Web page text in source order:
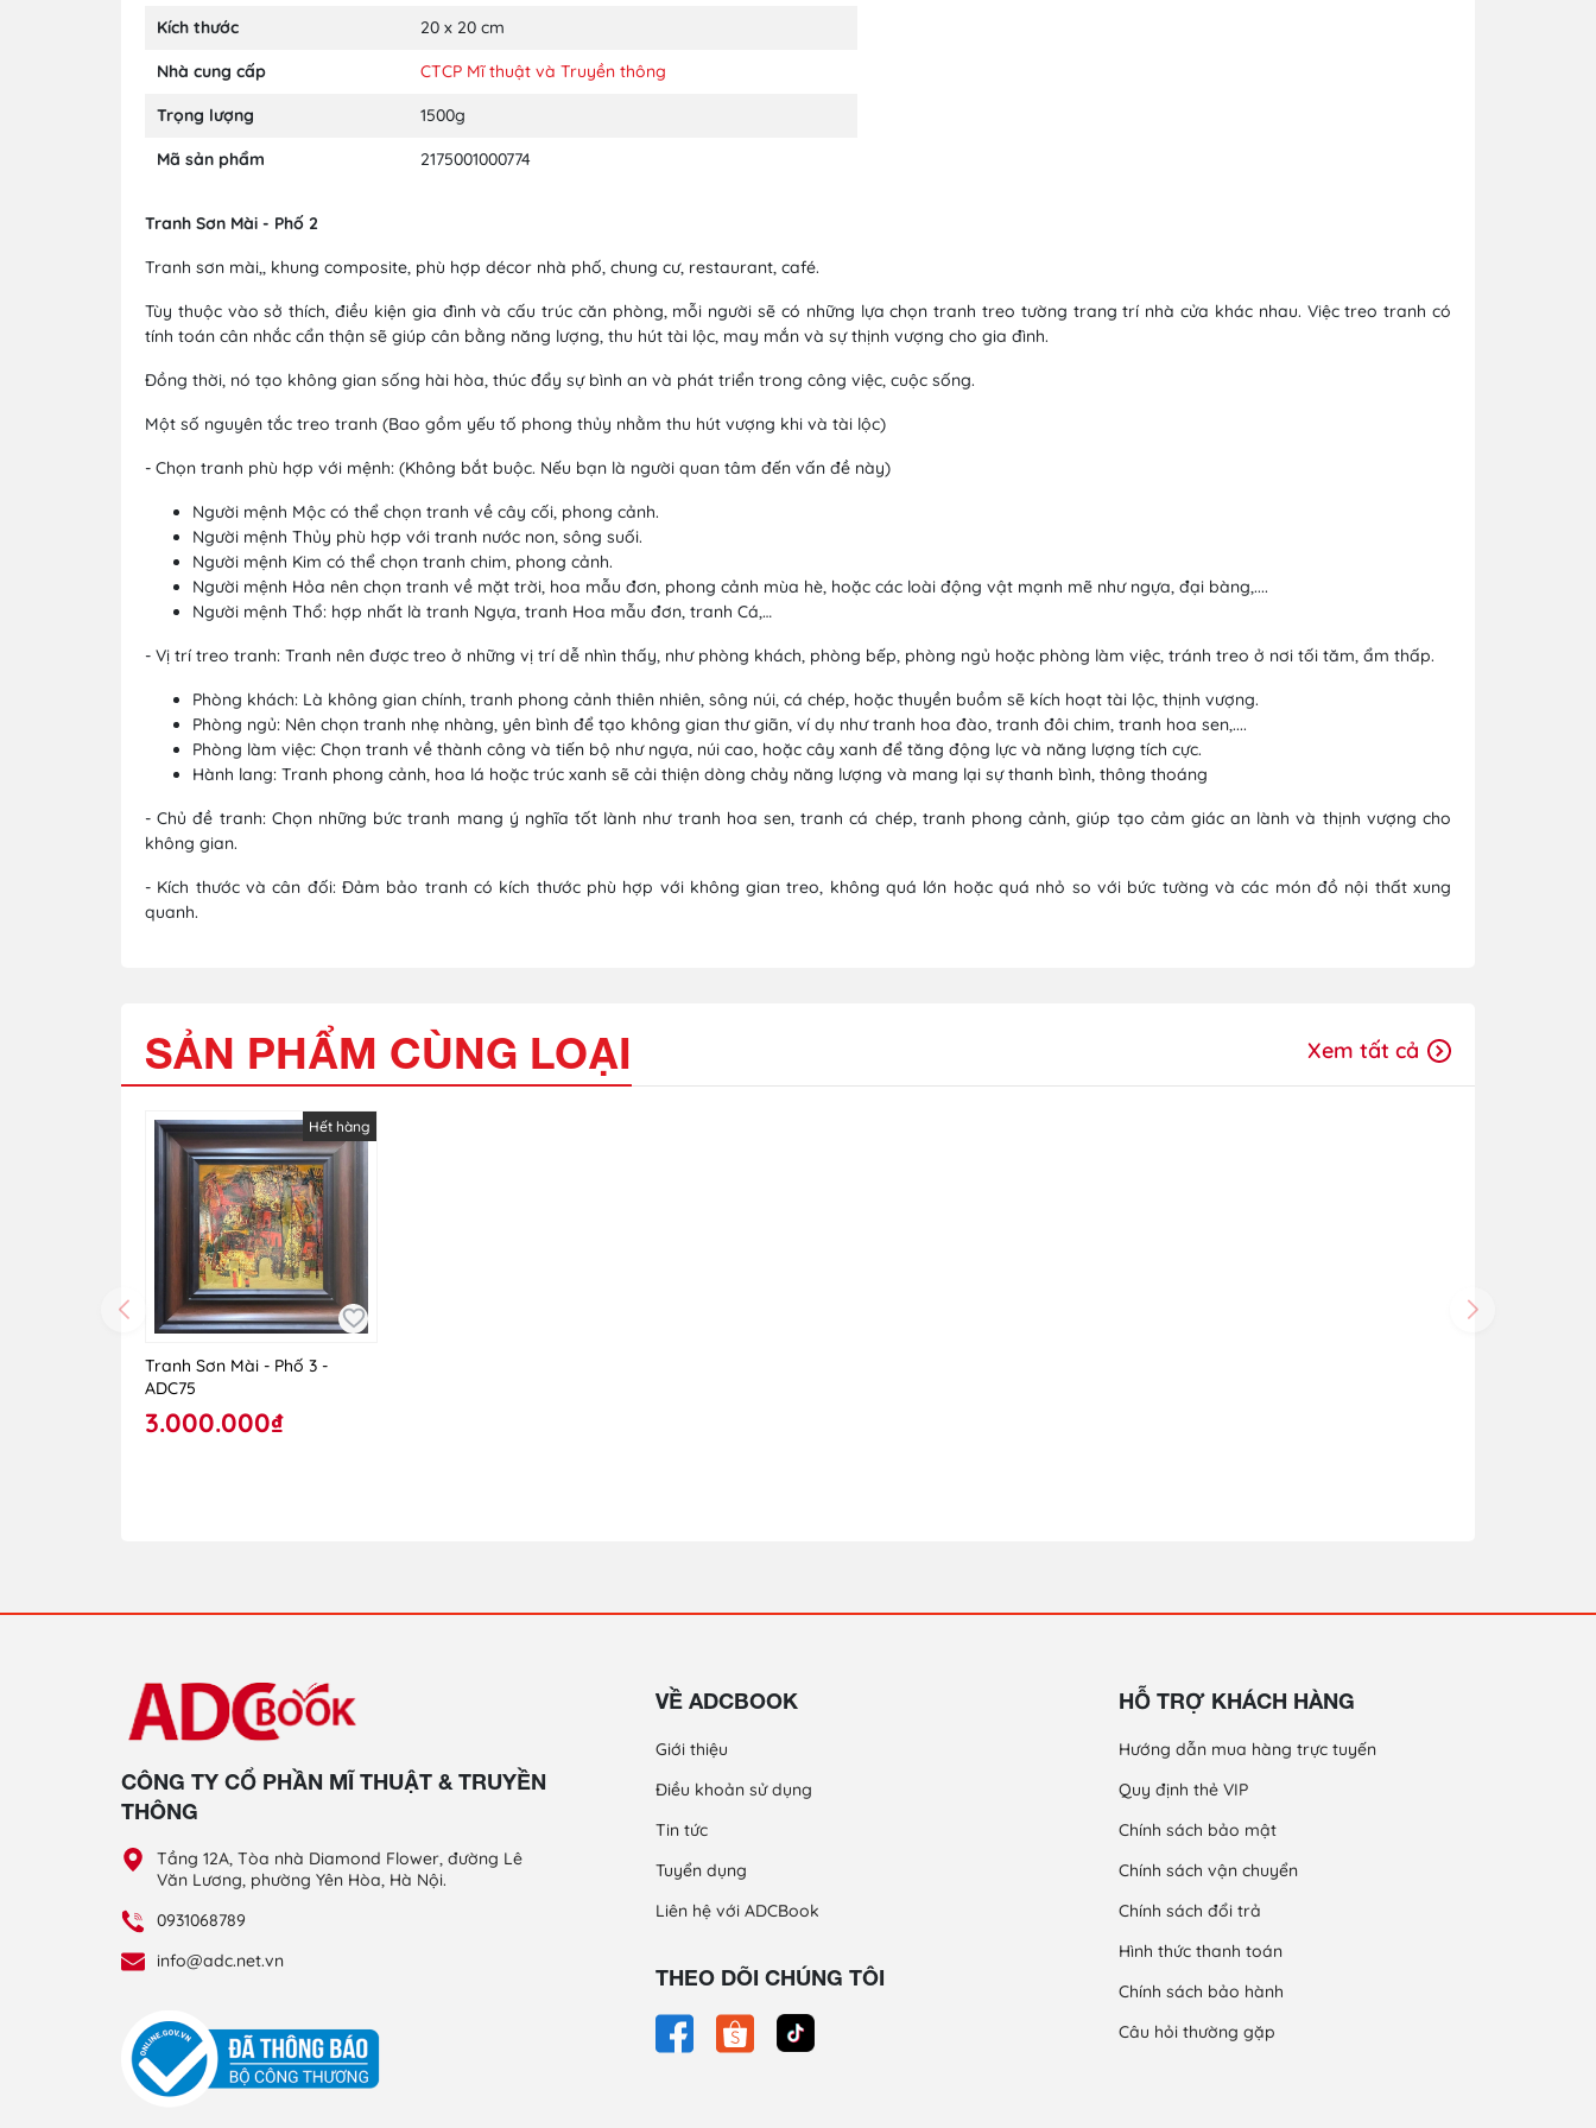
Kích thước 20 x 20 cm
Nhà cung cấp CTCP Mĩ thuật và Truyền thông
Trọng lượng 1500g
Mã sản phẩm 2175001000774
Tranh Sơn Mài - Phố 2
Tranh sơn mài,, khung composite, phù hợp décor nhà phố, chung cư, restaurant, café.
Tùy thuộc vào sở thích, điều kiện gia đình và cấu trúc căn phòng, mỗi người sẽ có những lựa chọn tranh treo tường trang trí nhà cửa khác nhau. Việc treo tranh có
tính toán cân nhắc cẩn thận sẽ giúp cân bằng năng lượng, thu hút tài lộc, may mắn và sự thịnh vượng cho gia đình.
Đồng thời, nó tạo không gian sống hài hòa, thúc đẩy sự bình an và phát triển trong công việc, cuộc sống.
Một số nguyên tắc treo tranh (Bao gồm yếu tố phong thủy nhằm thu hút vượng khi và tài lộc)
- Chọn tranh phù hợp với mệnh: (Không bắt buộc. Nếu bạn là người quan tâm đến vấn đề này)
Người mệnh Mộc có thể chọn tranh về cây cối, phong cảnh.
Người mệnh Thủy phù hợp với tranh nước non, sông suối.
Người mệnh Kim có thể chọn tranh chim, phong cảnh.
Người mệnh Hỏa nên chọn tranh về mặt trời, hoa mẫu đơn, phong cảnh mùa hè, hoặc các loài động vật mạnh mẽ như ngựa, đại bàng,....
Người mệnh Thổ: hợp nhất là tranh Ngựa, tranh Hoa mẫu đơn, tranh Cá,…
- Vị trí treo tranh: Tranh nên được treo ở những vị trí dễ nhìn thấy, như phòng khách, phòng bếp, phòng ngủ hoặc phòng làm việc, tránh treo ở nơi tối tăm, ẩm thấp.
Phòng khách: Là không gian chính, tranh phong cảnh thiên nhiên, sông núi, cá chép, hoặc thuyền buồm sẽ kích hoạt tài lộc, thịnh vượng.
Phòng ngủ: Nên chọn tranh nhẹ nhàng, yên bình để tạo không gian thư giãn, ví dụ như tranh hoa đào, tranh đôi chim, tranh hoa sen,....
Phòng làm việc: Chọn tranh về thành công và tiến bộ như ngựa, núi cao, hoặc cây xanh để tăng động lực và năng lượng tích cực.
Hành lang: Tranh phong cảnh, hoa lá hoặc trúc xanh sẽ cải thiện dòng chảy năng lượng và mang lại sự thanh bình, thông thoáng
- Chủ đề tranh: Chọn những bức tranh mang ý nghĩa tốt lành như tranh hoa sen, tranh cá chép, tranh phong cảnh, giúp tạo cảm giác an lành và thịnh vượng cho
không gian.
- Kích thước và cân đối: Đảm bảo tranh có kích thước phù hợp với không gian treo, không quá lớn hoặc quá nhỏ so với bức tường và các món đồ nội thất xung
quanh.
SẢN PHẨM CÙNG LOẠI Xem tất cả
Hết hàng
Tranh Sơn Mài - Phố 3 -
ADC75
3.000.000₫
CÔNG TY CỔ PHẦN MĨ THUẬT & TRUYỀN
THÔNG
Tầng 12A, Tòa nhà Diamond Flower, đường Lê
Văn Lương, phường Yên Hòa, Hà Nội.
0931068789
info@adc.net.vn
VỀ ADCBOOK
Giới thiệu
Điều khoản sử dụng
Tin tức
Tuyển dụng
Liên hệ với ADCBook
THEO DÕI CHÚNG TÔI
HỖ TRỢ KHÁCH HÀNG
Hướng dẫn mua hàng trực tuyến
Quy định thẻ VIP
Chính sách bảo mật
Chính sách vận chuyển
Chính sách đổi trả
Hình thức thanh toán
Chính sách bảo hành
Câu hỏi thường gặp